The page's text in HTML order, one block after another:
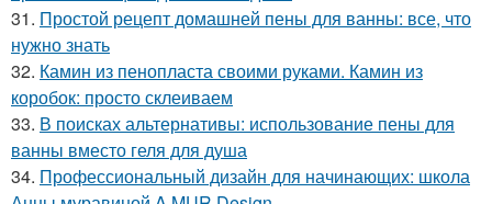
31. Простой рецепт домашней пены для ванны: все, что
нужно знать
32. Камин из пенопласта своими руками. Камин из
коробок: просто склеиваем
33. В поисках альтернативы: использование пены для
ванны вместо геля для душа
34. Профессиональный дизайн для начинающих: школа